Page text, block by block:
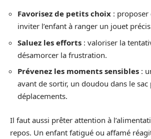
Favorisez de petits choix : proposer
inviter l’enfant à ranger un jouet
Saluez les efforts : valoriser la
désamorcer la frustration.
Prévenez les moments sensibles :
avant de sortir, un doudou dans le sac
déplacements.
Il faut aussi prêter attention à
repos. Un enfant fatigué ou affamé